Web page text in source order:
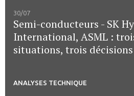
30/07
Semi-conducteurs - SK
International, ASML :
situations, trois décisions
ANALYSES TECHNIQUE